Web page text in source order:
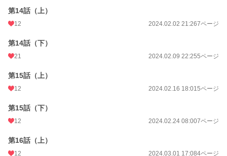
第14話（上）
12 2024.02.02 21:267ページ
第14話（下）
21 2024.02.09 22:255ページ
第15話（上）
12 2024.02.16 18:015ページ
第15話（下）
12 2024.02.24 08:007ページ
第16話（上）
12 2024.03.01 17:084ページ